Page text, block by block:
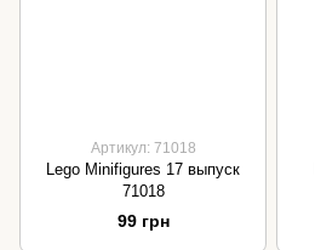
Артикул: 71018
Lego Minifigures 17 выпуск
71018
99 грн